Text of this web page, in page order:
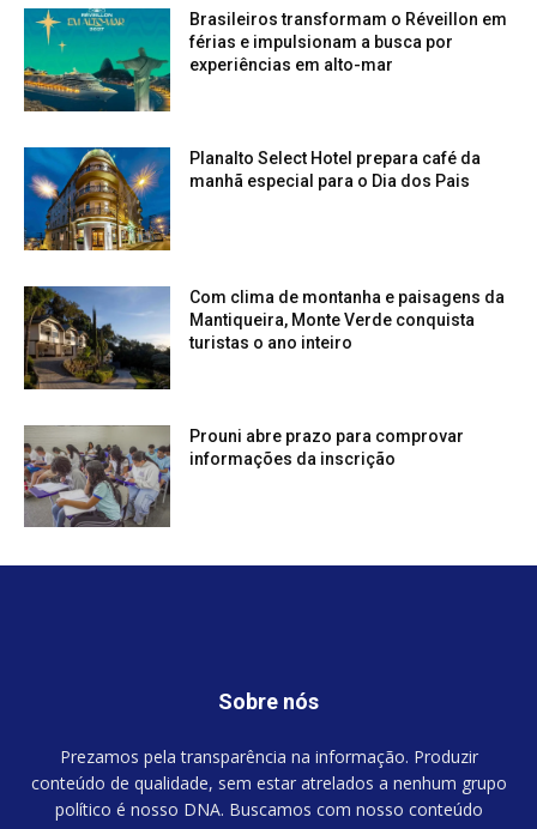
Brasileiros transformam o Réveillon em
férias e impulsionam a busca por
experiências em alto-mar
Planalto Select Hotel prepara café da
manhã especial para o Dia dos Pais
Com clima de montanha e paisagens da
Mantiqueira, Monte Verde conquista
turistas o ano inteiro
Prouni abre prazo para comprovar
informações da inscrição
Sobre nós
Prezamos pela transparência na informação. Produzir
conteúdo de qualidade, sem estar atrelados a nenhum grupo
político é nosso DNA. Buscamos com nosso conteúdo